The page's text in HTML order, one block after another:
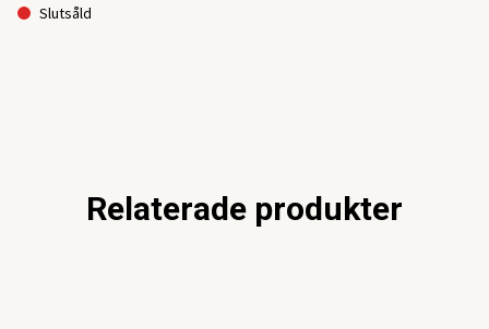
Slutsåld
Relaterade produkter